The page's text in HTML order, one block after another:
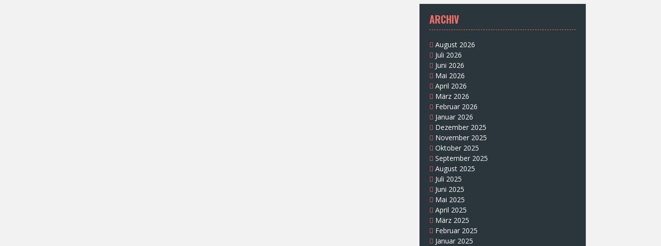
ARCHIV
August 2026
Juli 2026
Juni 2026
Mai 2026
April 2026
März 2026
Februar 2026
Januar 2026
Dezember 2025
November 2025
Oktober 2025
September 2025
August 2025
Juli 2025
Juni 2025
Mai 2025
April 2025
März 2025
Februar 2025
Januar 2025